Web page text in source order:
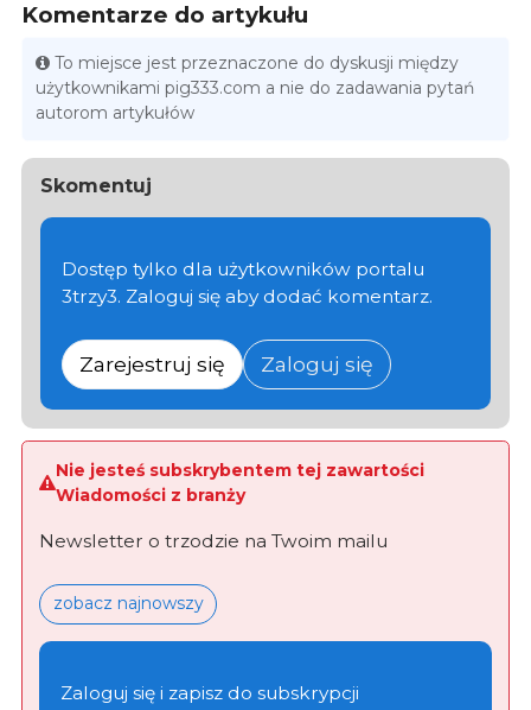
Komentarze do artykułu
To miejsce jest przeznaczone do dyskusji między
użytkownikami pig333.com a nie do zadawania pytań
autorom artykułów
Skomentuj
Dostęp tylko dla użytkowników portalu
3trzy3. Zaloguj się aby dodać komentarz.
Zarejestruj się Zaloguj się
Nie jesteś subskrybentem tej zawartości
Wiadomości z branży
Newsletter o trzodzie na Twoim mailu
zobacz najnowszy
Zaloguj się i zapisz do subskrypcji